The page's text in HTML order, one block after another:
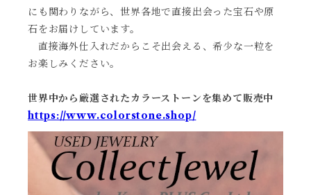
にも関わりながら、世界各地で直接出会った宝石や原
石をお届けしています。
直接海外仕入れだからこそ出会える、希少な一粒を
お楽しみください。
世界中から厳選されたカラーストーンを集めて販売中
https://www.colorstone.shop/